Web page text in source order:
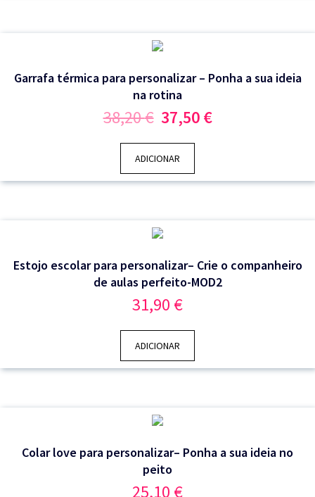
Garrafa térmica para personalizar – Ponha a sua ideia
na rotina
38,20€ O
preço
original
era:
38,20 €.
37,50€O
ADICIONAR
Estojo escolar para personalizar– Crie o companheiro
de aulas perfeito-MOD2
31,90 €
ADICIONAR
Colar love para personalizar– Ponha a sua ideia no
peito
25,10 €